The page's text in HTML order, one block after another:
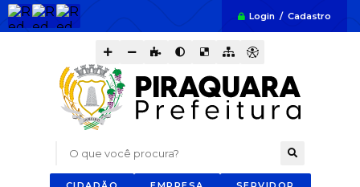
Login / Cadastro
O que você procura?